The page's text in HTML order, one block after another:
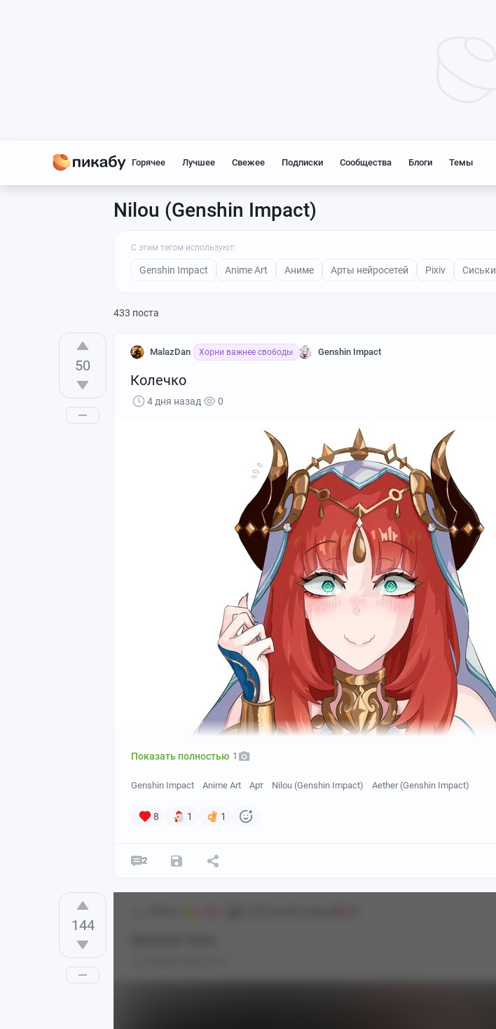
Горячее Лучшее Свежее Подписки Сообщества Блоги Темы
Nilou (Genshin Impact)
С этим тегом используют:
Genshin Impact Anime Art Аниме Арты нейросетей Pixiv Сиськи
433 поста
50
MalazDan Хорни важнее свободы Genshin Impact
Колечко
4 дня назад 0
Показать полностью 1
Genshin Impact Anime Art Арт Nilou (Genshin Impact) Aether (Genshin Impact)
8 1 1
2
144